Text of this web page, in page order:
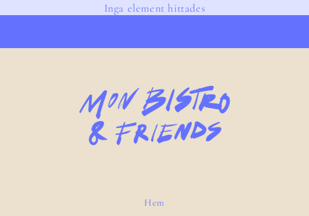
Inga element hittades
Hem